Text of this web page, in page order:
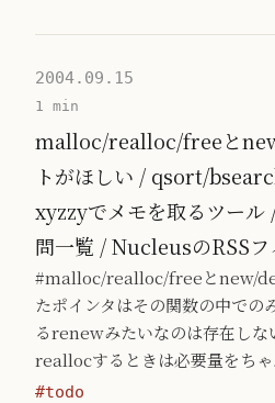
2004.09.15
1 min
malloc/realloc/freeと
トがほしい / qsort/
xyzzyでメモを取るツール
問一覧 / NucleusのRSS
#malloc/realloc/freeとnew/
たポインタはその関数の中で
るrenewみたいなのは存在しな
reallocするときは必要量をち
#todo